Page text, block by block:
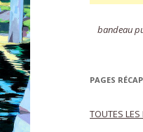
bandeau
PAGES
TOUTES LES